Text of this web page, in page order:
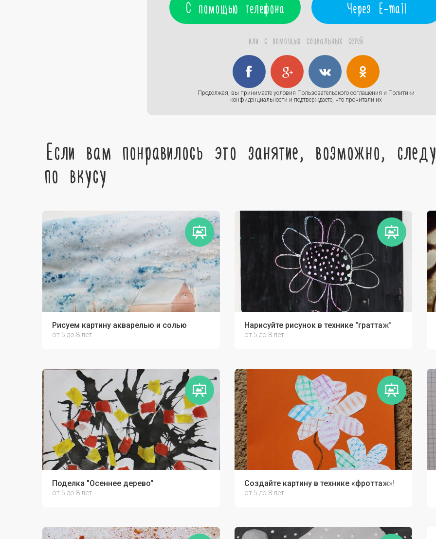
С помощью телефона Через E-mail
или с помощью социальных сетей
Продолжая, вы принимаете условия Пользовательского соглашения и Политики
конфиденциальности и подтверждаете, что прочитали их
Если вам понравилось это занятие, возможно,
по вкусу
Рисуем картину акварелью и солью
от 5 до 8 лет
Нарисуйте рисунок в технике "граттаж"
от 5 до 8 лет
Поделка "Осеннее дерево"
от 5 до 8 лет
Создайте картину в технике «фроттаж»!
от 5 до 8 лет